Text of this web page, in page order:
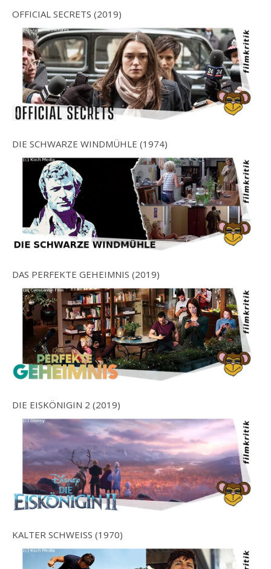
OFFICIAL SECRETS (2019)
DIE SCHWARZE WINDMÜHLE (1974)
DAS PERFEKTE GEHEIMNIS (2019)
DIE EISKÖNIGIN 2 (2019)
KALTER SCHWEISS (1970)